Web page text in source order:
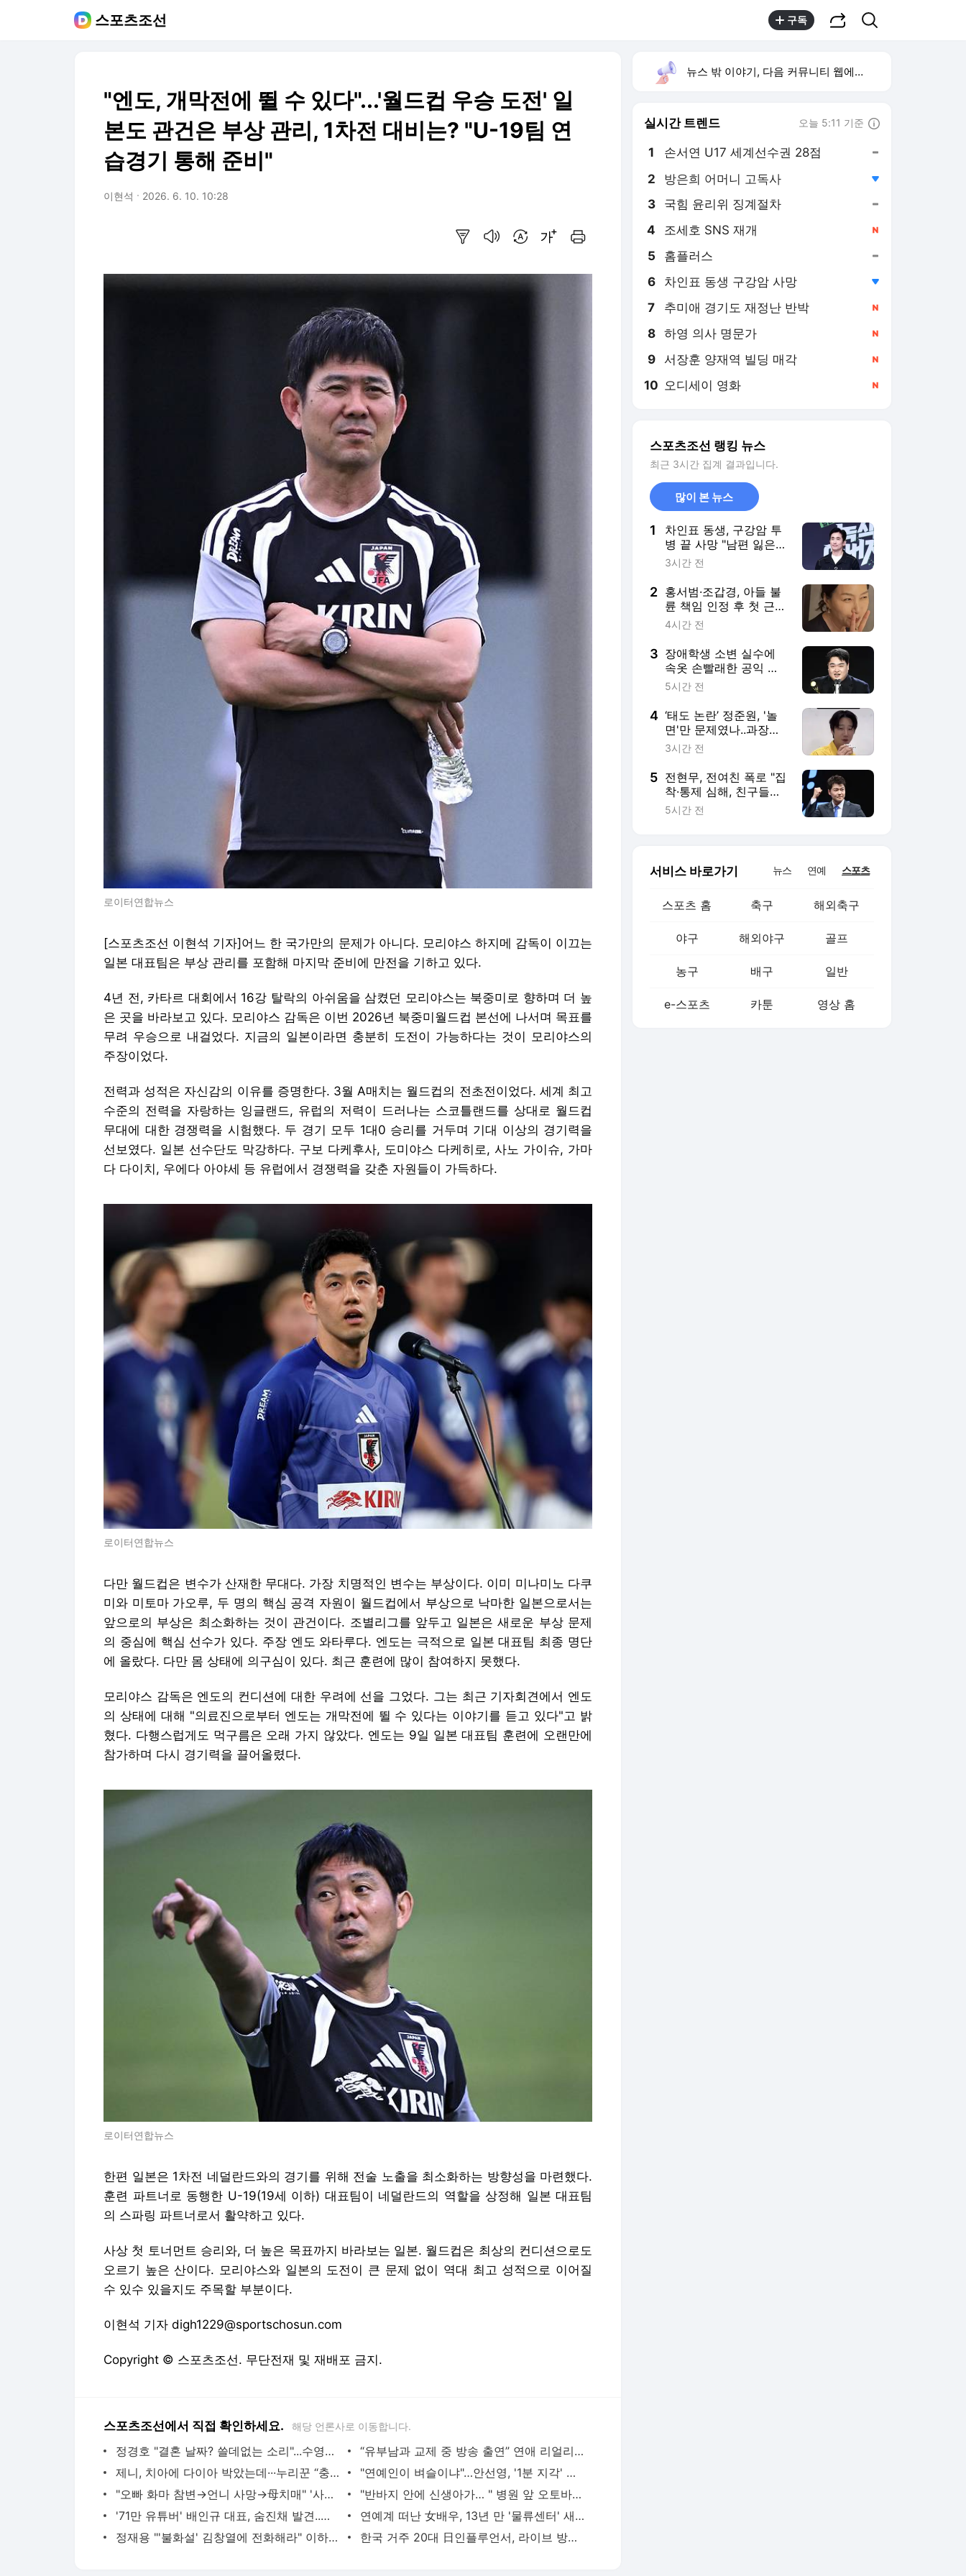
스포츠조선 구독
"엔도, 개막전에 뛸 수 있다"...'월드컵 우승 도전' 일
본도 관건은 부상 관리, 1차전 대비는? "U-19팀 연
습경기 통해 준비"
이현석 2026. 6. 10. 10:28
로이터연합뉴스
[스포츠조선 이현석 기자]어느 한 국가만의 문제가 아니다. 모리야스 하지메 감독이 이끄는
일본 대표팀은 부상 관리를 포함해 마지막 준비에 만전을 기하고 있다.
4년 전, 카타르 대회에서 16강 탈락의 아쉬움을 삼켰던 모리야스는 북중미로 향하며 더 높
은 곳을 바라보고 있다. 모리야스 감독은 이번 2026년 북중미월드컵 본선에 나서며 목표를
무려 우승으로 내걸었다. 지금의 일본이라면 충분히 도전이 가능하다는 것이 모리야스의
주장이었다.
전력과 성적은 자신감의 이유를 증명한다. 3월 A매치는 월드컵의 전초전이었다. 세계 최고
수준의 전력을 자랑하는 잉글랜드, 유럽의 저력이 드러나는 스코틀랜드를 상대로 월드컵
무대에 대한 경쟁력을 시험했다. 두 경기 모두 1대0 승리를 거두며 기대 이상의 경기력을
선보였다. 일본 선수단도 막강하다. 구보 다케후사, 도미야스 다케히로, 사노 가이슈, 가마
다 다이치, 우에다 아야세 등 유럽에서 경쟁력을 갖춘 자원들이 가득하다.
로이터연합뉴스
다만 월드컵은 변수가 산재한 무대다. 가장 치명적인 변수는 부상이다. 이미 미나미노 다쿠
미와 미토마 가오루, 두 명의 핵심 공격 자원이 월드컵에서 부상으로 낙마한 일본으로서는
앞으로의 부상은 최소화하는 것이 관건이다. 조별리그를 앞두고 일본은 새로운 부상 문제
의 중심에 핵심 선수가 있다. 주장 엔도 와타루다. 엔도는 극적으로 일본 대표팀 최종 명단
에 올랐다. 다만 몸 상태에 의구심이 있다. 최근 훈련에 많이 참여하지 못했다.
모리야스 감독은 엔도의 컨디션에 대한 우려에 선을 그었다. 그는 최근 기자회견에서 엔도
의 상태에 대해 "의료진으로부터 엔도는 개막전에 뛸 수 있다는 이야기를 듣고 있다"고 밝
혔다. 다행스럽게도 먹구름은 오래 가지 않았다. 엔도는 9일 일본 대표팀 훈련에 오랜만에
참가하며 다시 경기력을 끌어올렸다.
로이터연합뉴스
한편 일본은 1차전 네덜란드와의 경기를 위해 전술 노출을 최소화하는 방향성을 마련했다.
훈련 파트너로 동행한 U-19(19세 이하) 대표팀이 네덜란드의 역할을 상정해 일본 대표팀
의 스파링 파트너로서 활약하고 있다.
사상 첫 토너먼트 승리와, 더 높은 목표까지 바라보는 일본. 월드컵은 최상의 컨디션으로도
오르기 높은 산이다. 모리야스와 일본의 도전이 큰 문제 없이 역대 최고 성적으로 이어질
수 있수 있을지도 주목할 부분이다.
이현석 기자 digh1229@sportschosun.com
Copyright © 스포츠조선. 무단전재 및 재배포 금지.
스포츠조선에서 직접 확인하세요. 해당 언론사로 이동합니다.
정경호 "결혼 날짜? 쓸데없는 소리"...수영과 전격 결별 복선이었나 [SC이슈]
“유부남과 교제 중 방송 출연” 연애 리얼리티 출연자 불륜 의혹 폭로글 확산
제니, 치아에 다이아 박았는데···누리꾼 “충치인 줄” 뜻밖의 갑론을박
"연예인이 벼슬이냐"…안선영, '1분 지각' 입실거부에 업체 저격했다 '역풍'
"오빠 화마 참변→언니 사망→母치매" '사랑과전쟁' 국민악녀의 가슴 아픈 가족사(특종세상)
"반바지 안에 신생아가… " 병원 앞 오토바이에서 출산
'71만 유튜버' 배인규 대표, 숨진채 발견..이혼→마약 투약 혐의후 우울증 앓아
연예계 떠난 女배우, 13년 만 '물류센터' 새벽 알바 포착 "지옥 같았다"
정재용 "'불화설' 김창열에 전화해라" 이하늘 제안에 단호한 거절
한국 거주 20대 日인플루언서, 라이브 방송 도중 사망..시청자들 목격 '충격'
뉴스 밖 이야기, 다음 커뮤니티 웹에서 보기
실시간 트렌드 오늘 5:11 기준
1 손서연 U17 세계선수권 28점
2 방은희 어머니 고독사
3 국힘 윤리위 징계절차
4 조세호 SNS 재개
5 홈플러스
6 차인표 동생 구강암 사망
7 추미애 경기도 재정난 반박
8 하영 의사 명문가
9 서장훈 양재역 빌딩 매각
10 오디세이 영화
스포츠조선 랭킹 뉴스
최근 3시간 집계 결과입니다.
많이 본 뉴스
1
차인표 동생, 구강암 투
병 끝 사망 "남편 잃은
제수씨 챙기느라 슬퍼할
프)
3시간 전
2 홍서범·조갑경, 아들 불
륜 책임 인정 후 첫 근황
‘포착’..밝은 미소
4시간 전
3 장애학생 소변 실수에
속옷 손빨래한 공익 개
그맨, 바로 김규원이었
5시간 전
4 ‘태도 논란’ 정준원, '놀
면'만 문제였나..과장된
표정·몸짓으로 현장 '웃
3시간 전
5 전현무, 전여친 폭로 "집
착·통제 심해, 친구들과
인연까지 끊어"(내가만
5시간 전
서비스 바로가기 뉴스 연예 스포츠
스포츠 홈 축구 해외축구
야구 해외야구 골프
농구 배구 일반
e-스포츠 카툰 영상 홈